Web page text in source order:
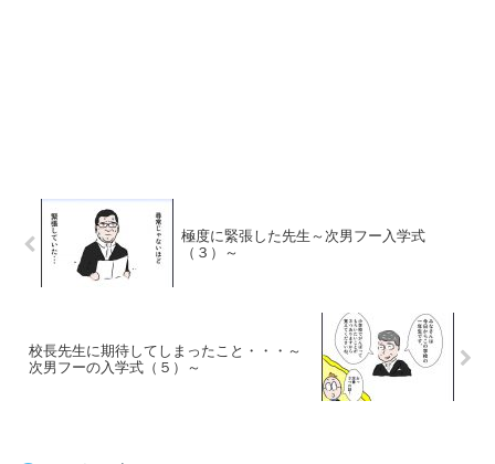
極度に緊張した先生～次男フー入学式
（３）～
校長先生に期待してしまったこと・・・～
次男フーの入学式（５）～